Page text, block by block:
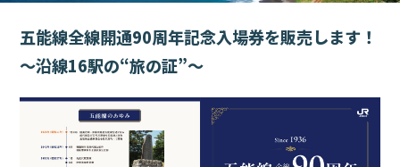
五能線全線開通90周年記念入場券を販売します！
～沿線16駅の“旅の証”～